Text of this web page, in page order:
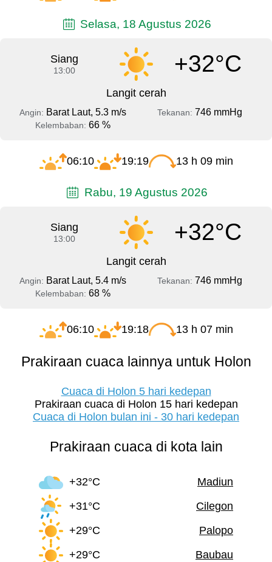
Selasa, 18 Agustus 2026
Siang
13:00 +32°C
Langit cerah
Angin: Barat Laut, 5.3 m/s Tekanan: 746 mmHg
Kelembaban: 66 %
06:10 19:19 13 h 09 min
Rabu, 19 Agustus 2026
Siang
13:00 +32°C
Langit cerah
Angin: Barat Laut, 5.4 m/s Tekanan: 746 mmHg
Kelembaban: 68 %
06:10 19:18 13 h 07 min
Prakiraan cuaca lainnya untuk Holon
Cuaca di Holon 5 hari kedepan
Prakiraan cuaca di Holon 15 hari kedepan
Cuaca di Holon bulan ini - 30 hari kedepan
Prakiraan cuaca di kota lain
+32°C
Madiun
+31°C
Cilegon
+29°C
Palopo
+29°C
Baubau